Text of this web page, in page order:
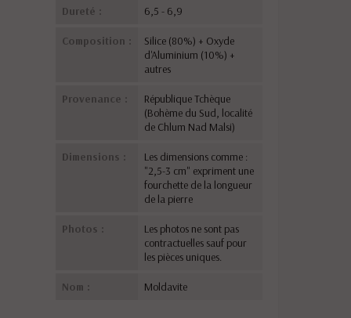
Dureté : 6,5 - 6,9
Composition :
Silice (80%) + Oxyde
d'Aluminium (10%) +
autres
Provenance :
République Tchèque
(Bohème du Sud, localité
de Chlum Nad Malsi)
Dimensions :
Les dimensions comme :
"2,5-3 cm" expriment une
fourchette de la longueur
de la pierre
Photos :
Les photos ne sont pas
contractuelles sauf pour
les pièces uniques.
Nom : Moldavite